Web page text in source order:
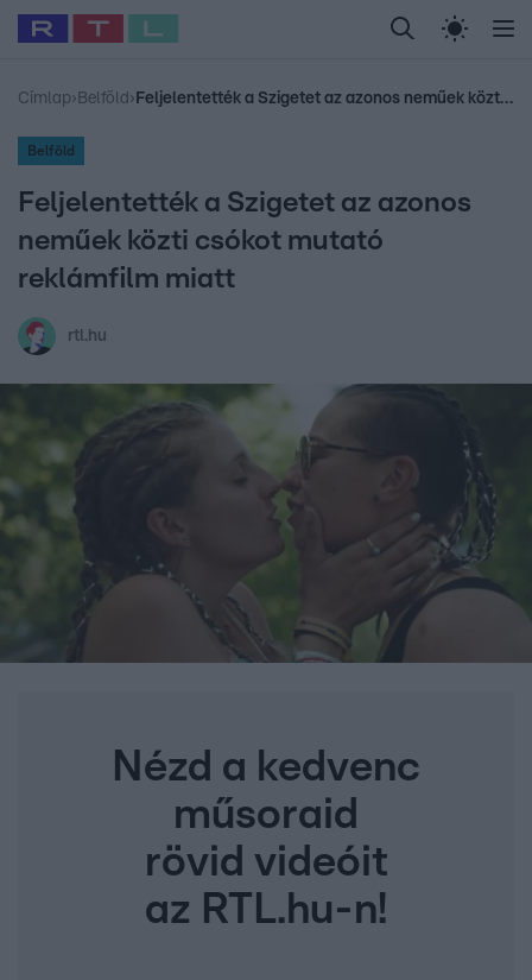
Legfrissebb RTL Híradó Randi Celeb vagyok,
Babits Marcella Most Wanted Gallusz
Címlap› Belföld › Feljelentették a Szigetet az azonos neműek közti csókot mutató reklámfilm miatt
Belföld
Feljelentették a Szigetet az azonos
neműek közti csókot mutató
reklámfilm miatt
rtl.hu
Nézd a kedvenc
műsoraid
rövid videóit
az RTL.hu-n!